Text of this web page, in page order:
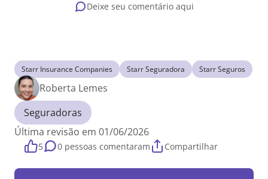
Deixe seu comentário aqui
Starr Insurance Companies Starr Seguradora Starr Seguros
Roberta Lemes
Seguradoras
Última revisão em 01/06/2026
5 0 pessoas comentaram Compartilhar